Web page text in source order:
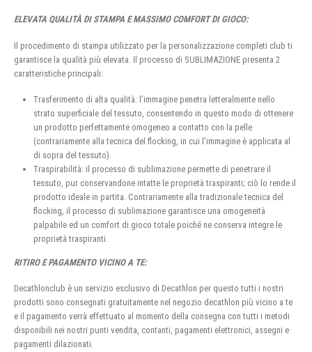
ELEVATA QUALITÀ DI STAMPA E MASSIMO COMFORT DI GIOCO:
Il procedimento di stampa utilizzato per la personalizzazione completi club ti
garantisce la qualità più elevata. Il processo di SUBLIMAZIONE presenta 2
caratteristiche principali:
Trasferimento di alta qualità: l’immagine penetra letteralmente nello
strato superficiale del tessuto, consentendo in questo modo di ottenere
un prodotto perfettamente omogeneo a contatto con la pelle
(contrariamente alla tecnica del flocking, in cui l’immagine è applicata al
di sopra del tessuto).
Traspirabilità: il processo di sublimazione permette di penetrare il
tessuto, pur conservandone intatte le proprietà traspiranti; ciò lo rende il
prodotto ideale in partita. Contrariamente alla tradizionale tecnica del
flocking, il processo di sublimazione garantisce una omogeneità
palpabile ed un comfort di gioco totale poiché ne conserva integre le
proprietà traspiranti.
RITIRO E PAGAMENTO VICINO A TE:
Decathlonclub è un servizio esclusivo di Decathlon per questo tutti i nostri
prodotti sono consegnati gratuitamente nel negozio decathlon più vicino a te
e il pagamento verrà effettuato al momento della consegna con tutti i metodi
disponibili nei nostri punti vendita, contanti, pagamenti elettronici, assegni e
pagamenti dilazionati.